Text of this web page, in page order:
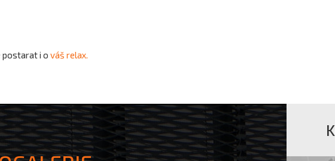
postarat i o váš relax.